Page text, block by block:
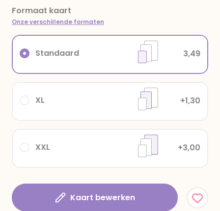
Formaat kaart
Onze verschillende formaten
XXL +3,00
XL +1,30
Standaard 3,49
Kaart bewerken